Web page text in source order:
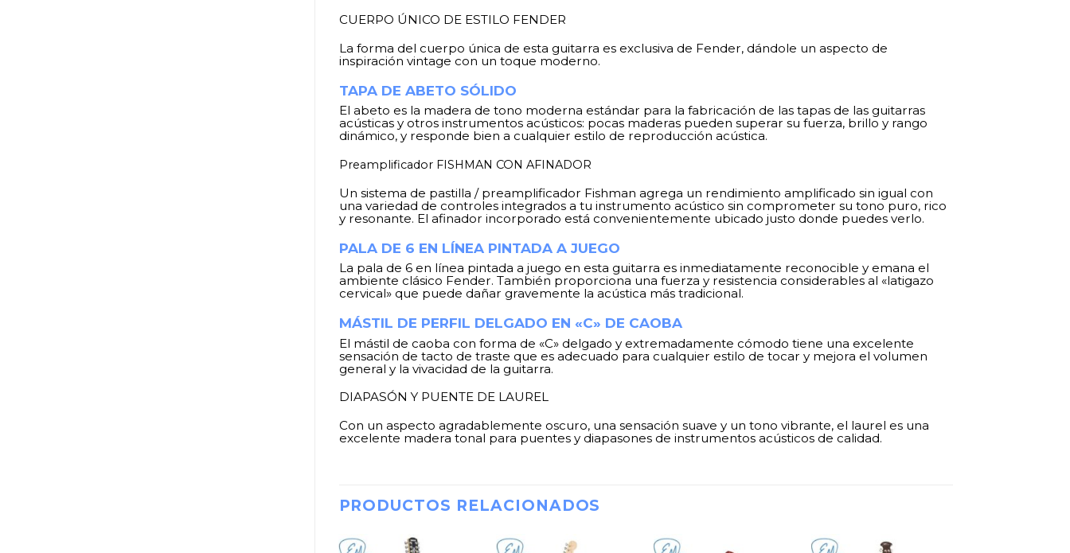
CUERPO ÚNICO DE ESTILO FENDER
La forma del cuerpo única de esta guitarra es exclusiva de Fender, dándole un aspecto de
inspiración vintage con un toque moderno.
TAPA DE ABETO SÓLIDO
El abeto es la madera de tono moderna estándar para la fabricación de las tapas de las guitarras
acústicas y otros instrumentos acústicos: pocas maderas pueden superar su fuerza, brillo y rango
dinámico, y responde bien a cualquier estilo de reproducción acústica.
Preamplificador FISHMAN CON AFINADOR
Un sistema de pastilla / preamplificador Fishman agrega un rendimiento amplificado sin igual con
una variedad de controles integrados a tu instrumento acústico sin comprometer su tono puro, rico
y resonante. El afinador incorporado está convenientemente ubicado justo donde puedes verlo.
PALA DE 6 EN LÍNEA PINTADA A JUEGO
La pala de 6 en línea pintada a juego en esta guitarra es inmediatamente reconocible y emana el
ambiente clásico Fender. También proporciona una fuerza y resistencia considerables al «latigazo
cervical» que puede dañar gravemente la acústica más tradicional.
MÁSTIL DE PERFIL DELGADO EN «C» DE CAOBA
El mástil de caoba con forma de «C» delgado y extremadamente cómodo tiene una excelente
sensación de tacto de traste que es adecuado para cualquier estilo de tocar y mejora el volumen
general y la vivacidad de la guitarra.
DIAPASÓN Y PUENTE DE LAUREL
Con un aspecto agradablemente oscuro, una sensación suave y un tono vibrante, el laurel es una
excelente madera tonal para puentes y diapasones de instrumentos acústicos de calidad.
PRODUCTOS RELACIONADOS